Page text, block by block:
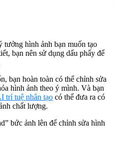
tưởng hình ảnh bạn muốn tạo
bạn nên sử dụng dấu phẩy để
bạn hoàn toàn có thể chỉnh sửa
hình ảnh theo ý mình. Và bạn
trí tuệ nhân tạo có thể đưa ra có
chất lượng.
bức ảnh lên để chỉnh sửa hình